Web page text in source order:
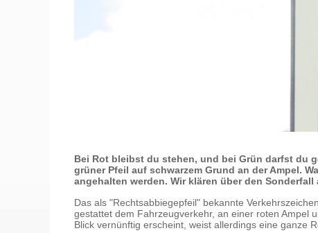
Bei Rot bleibst du stehen, und bei Grün darfst du
grüner Pfeil auf schwarzem Grund an der Ampel.
angehalten werden. Wir klären über den Sonderfall
Das als "Rechtsabbiegepfeil" bekannte
gestattet dem Fahrzeugverkehr, an einer roten Ampel
Blick vernünftig erscheint, weist allerdings eine ganze